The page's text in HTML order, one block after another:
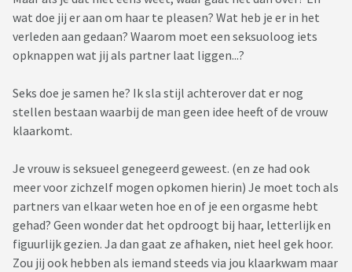
wat doe jij er aan om haar te pleasen? Wat heb je er in het
verleden aan gedaan? Waarom moet een seksuoloog iets
opknappen wat jij als partner laat liggen...?
Seks doe je samen he? Ik sla stijl achterover dat er nog
stellen bestaan waarbij de man geen idee heeft of de vrouw
klaarkomt.
Je vrouw is seksueel genegeerd geweest. (en ze had ook
meer voor zichzelf mogen opkomen hierin) Je moet toch als
partners van elkaar weten hoe en of je een orgasme hebt
gehad? Geen wonder dat het opdroogt bij haar, letterlijk en
figuurlijk gezien. Ja dan gaat ze afhaken, niet heel gek hoor.
Zou jij ook hebben als iemand steeds via jou klaarkwam maar